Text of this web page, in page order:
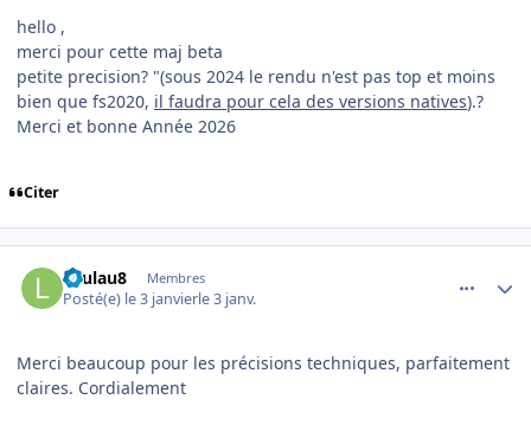
hello ,
merci pour cette maj beta
petite precision? "(sous 2024 le rendu n'est pas top et moins
bien que fs2020, il faudra pour cela des versions natives).?
Merci et bonne Année 2026
Citer
Laulau8 Membres
Posté(e) le 3 janvierle 3 janv.
Merci beaucoup pour les précisions techniques, parfaitement
claires. Cordialement